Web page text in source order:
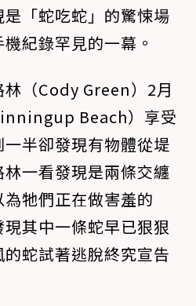
「蛇吃蛇」的驚悚場
紀錄罕見的一幕。
（Cody Green）2月
Beach）享受
半卻發現有物體從堤
一看發現是兩條交纏
牠們正在做害羞的
其中一條蛇早已狠狠
蛇試著逃脫終究宣告